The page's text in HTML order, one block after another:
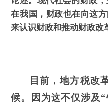
在我国，财政也在向这
来认识财政和推动财政改
目前，地方税改
候。因为这不仅涉及